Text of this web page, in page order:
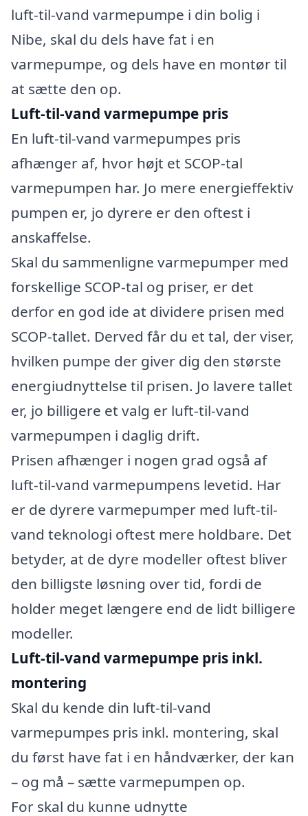
luft-til-vand varmepumpe i din bolig i
Nibe, skal du dels have fat i en
varmepumpe, og dels have en montør til
at sætte den op.
Luft-til-vand varmepumpe pris
En luft-til-vand varmepumpes pris
afhænger af, hvor højt et SCOP-tal
varmepumpen har. Jo mere energieffektiv
pumpen er, jo dyrere er den oftest i
anskaffelse.
Skal du sammenligne varmepumper med
forskellige SCOP-tal og priser, er det
derfor en god ide at dividere prisen med
SCOP-tallet. Derved får du et tal, der viser,
hvilken pumpe der giver dig den største
energiudnyttelse til prisen. Jo lavere tallet
er, jo billigere et valg er luft-til-vand
varmepumpen i daglig drift.
Prisen afhænger i nogen grad også af
luft-til-vand varmepumpens levetid. Har
er de dyrere varmepumper med luft-til-
vand teknologi oftest mere holdbare. Det
betyder, at de dyre modeller oftest bliver
den billigste løsning over tid, fordi de
holder meget længere end de lidt billigere
modeller.
Luft-til-vand varmepumpe pris inkl.
montering
Skal du kende din luft-til-vand
varmepumpes pris inkl. montering, skal
du først have fat i en håndværker, der kan
– og må – sætte varmepumpen op.
For skal du kunne udnytte